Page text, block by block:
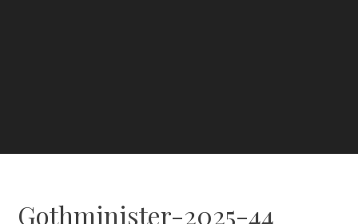
Gothminister-2025-44